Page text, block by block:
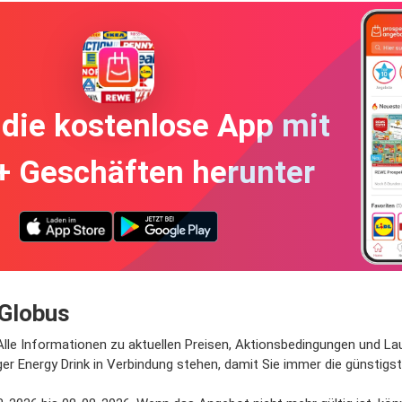
kostenlose App mit
Geschäften herunter
Informationen zu aktuellen Preisen, Aktionsbedingungen und
Energy Drink in Verbindung stehen, damit Sie immer die